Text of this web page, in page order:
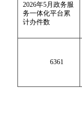
2026年5月政务服
务一体化平台累
计办件数
6361